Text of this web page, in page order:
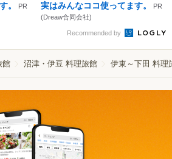
。
PR
実はみんなココ使ってます。
PR
(Dreaw合同会社)
Recommended by
館 沼津・伊豆 料理旅館 伊東～下田 料理